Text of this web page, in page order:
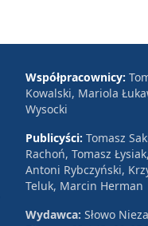
Współpracownicy:
Kowalski, Mariola
Wysocki
Publicyści: Tomasz
Rachoń, Tomasz
Antoni Rybczyński,
Teluk, Marcin Herman
Wydawca: Słowo